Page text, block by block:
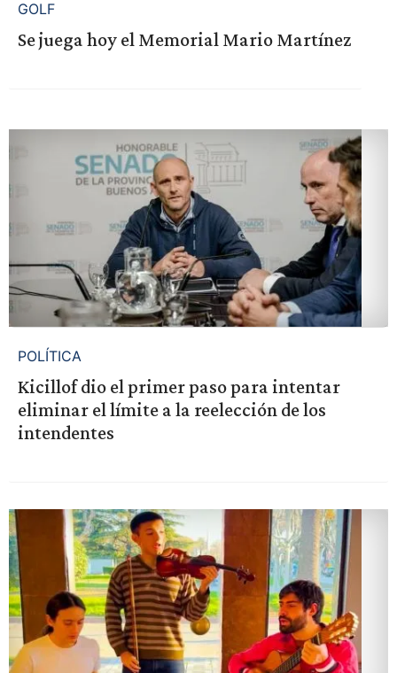
GOLF
Se juega hoy el Memorial Mario Martínez
POLÍTICA
Kicillof dio el primer paso para intentar
eliminar el límite a la reelección de los
intendentes